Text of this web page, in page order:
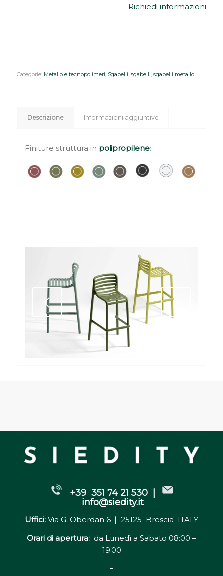
Richiedi informazioni
Categorie: Metallo e tecnopolimeri Sgabelli sgabelli sgabelli metallo
Descrizione Informazioni aggiuntive
Finiture struttura in polipropilene:
Succ
+39 351 74 21 530 |
info@siedity.it
Uffici: Via G. Oberdan 6 | 25125 Brescia ITALY
Orari di apertura: da Lunedì a Sabato 08:00 –
19:00
–